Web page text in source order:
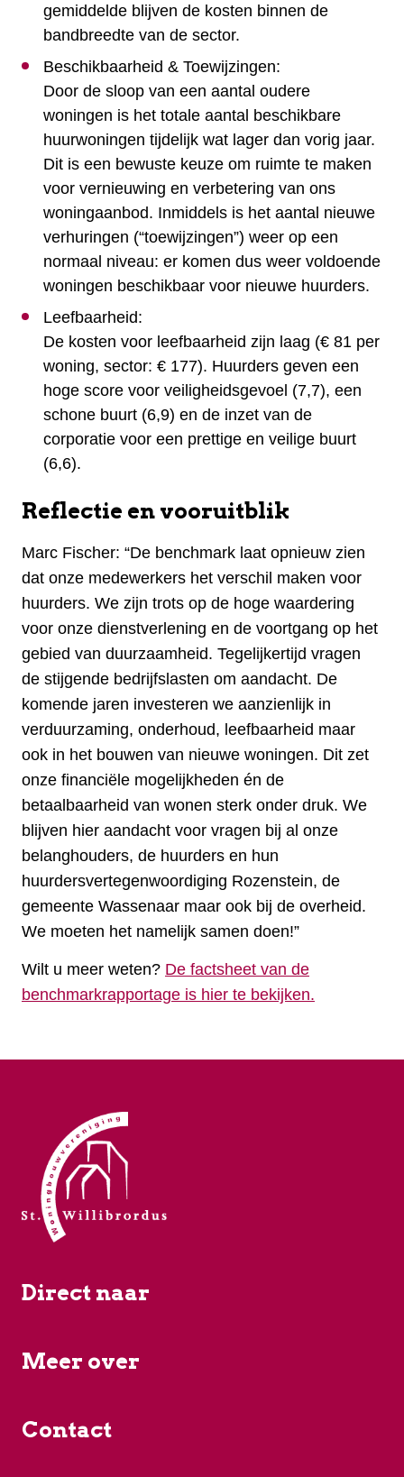
gemiddelde blijven de kosten binnen de
bandbreedte van de sector.
Beschikbaarheid & Toewijzingen:
Door de sloop van een aantal oudere
woningen is het totale aantal beschikbare
huurwoningen tijdelijk wat lager dan vorig jaar.
Dit is een bewuste keuze om ruimte te maken
voor vernieuwing en verbetering van ons
woningaanbod. Inmiddels is het aantal nieuwe
verhuringen (“toewijzingen”) weer op een
normaal niveau: er komen dus weer voldoende
woningen beschikbaar voor nieuwe huurders.
Leefbaarheid:
De kosten voor leefbaarheid zijn laag (€ 81 per
woning, sector: € 177). Huurders geven een
hoge score voor veiligheidsgevoel (7,7), een
schone buurt (6,9) en de inzet van de
corporatie voor een prettige en veilige buurt
(6,6).
Reflectie en vooruitblik
Marc Fischer: “De benchmark laat opnieuw zien
dat onze medewerkers het verschil maken voor
huurders. We zijn trots op de hoge waardering
voor onze dienstverlening en de voortgang op het
gebied van duurzaamheid. Tegelijkertijd vragen
de stijgende bedrijfslasten om aandacht. De
komende jaren investeren we aanzienlijk in
verduurzaming, onderhoud, leefbaarheid maar
ook in het bouwen van nieuwe woningen. Dit zet
onze financiële mogelijkheden én de
betaalbaarheid van wonen sterk onder druk. We
blijven hier aandacht voor vragen bij al onze
belanghouders, de huurders en hun
huurdersvertegenwoordiging Rozenstein, de
gemeente Wassenaar maar ook bij de overheid.
We moeten het namelijk samen doen!”
Wilt u meer weten? De factsheet van de
benchmarkrapportage is hier te bekijken.
Direct naar
Meer over
Contact